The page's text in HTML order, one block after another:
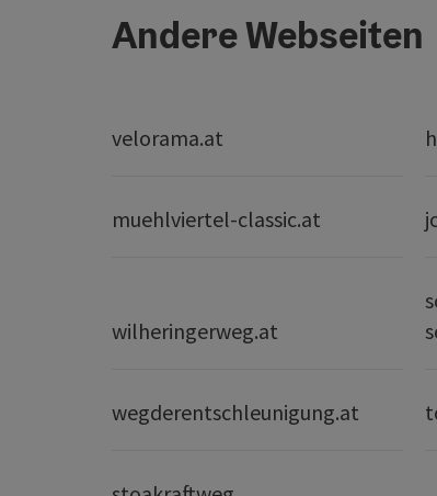
Andere Webseiten
velorama.at
muehlviertel-classic.at
wilheringerweg.at
wegderentschleunigung.at